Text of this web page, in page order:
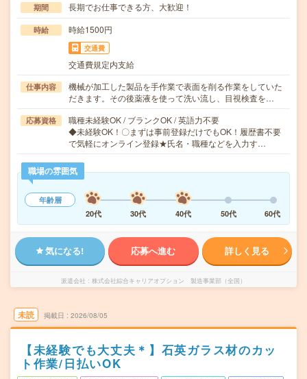
期間 長期でお仕事できる方、大歓迎！
時給 時給1500円
交通費
交通費規定内支給
仕事内容
機械が加工した製品を手作業で表面を削る作業をしていた
だきます。その後薬液を使って洗い流し、目視検査を…
応募資格
職種未経験OK / ブランクOK / 英語力不要
◆未経験OK！〇まずは事前登録だけでもOK！履歴書不要
で気軽にオンライン登録★氏名・職種などを入力す…
職場の雰囲気
年齢層
20代
30代 40代 50代 60代
気になる! 応募へ進む 詳しく見る
派遣会社 株式会社綜合キャリアオプション 製造事業部（全国）
未読 掲載日 2026/08/05
【未経験でも大丈夫＊】石英ガラス材のカッ
ト作業/日払いOK